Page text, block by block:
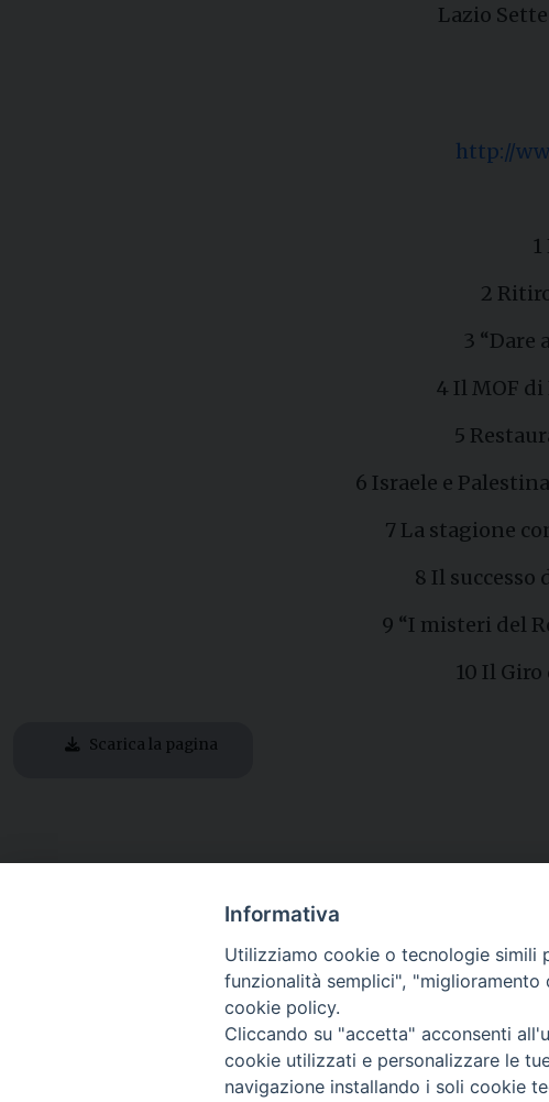
Lazio
http://
2
3 “Dare
4 Il MOF
5
6 Israele e
7 La stagione
8 Il
9 “I misteri del
10 Il
Scarica la pagina
Informativa
Utilizziamo cookie o tecnologie simili
funzionalità semplici",
cookie policy.
Cliccando su "accetta" acconsenti
cookie utilizzati e personalizzare le
navigazione installando i soli cookie